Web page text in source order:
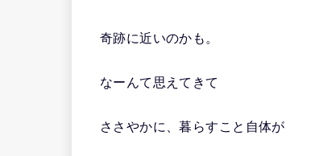
奇跡に近いのかも。
なーんて思えてきて
ささやかに、暮らすこと自体が